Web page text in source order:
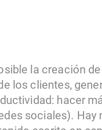
la creación de
los clientes,
hacer
sociales). Hay